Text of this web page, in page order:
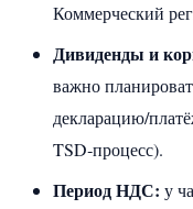
Коммерческий
Дивиденды и
важно
декларацию/
TSD‑процесс).
Период НДС: у